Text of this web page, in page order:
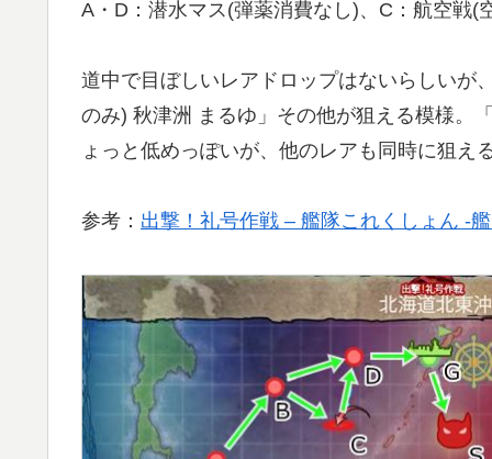
A・D：潜水マス(弾薬消費なし)、C：航空戦(
道中で目ぼしいレアドロップはないらしいが
のみ) 秋津洲 まるゆ」その他が狙える模様。
ょっと低めっぽいが、他のレアも同時に狙え
参考： 出撃！礼号作戦 – 艦隊これくしょん -